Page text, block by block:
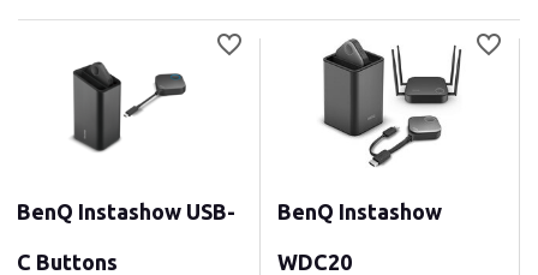
BenQ Instashow USB-
C Buttons
BenQ Instashow
WDC20